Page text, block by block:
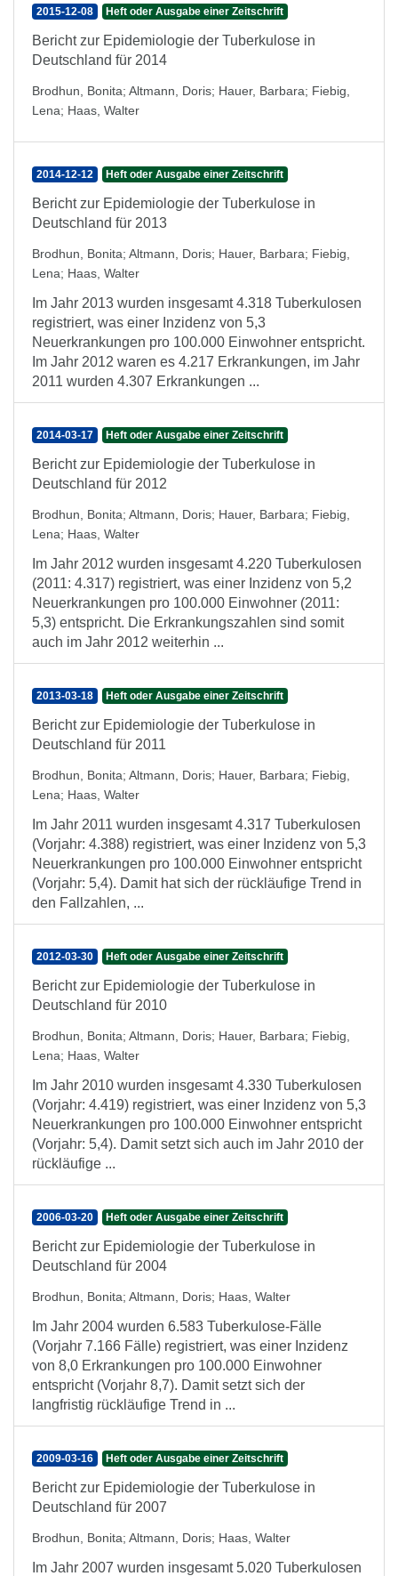
2015-12-08 Heft oder Ausgabe einer Zeitschrift
Bericht zur Epidemiologie der Tuberkulose in
Deutschland für 2014
Brodhun, Bonita; Altmann, Doris; Hauer, Barbara; Fiebig,
Lena; Haas, Walter
2014-12-12 Heft oder Ausgabe einer Zeitschrift
Bericht zur Epidemiologie der Tuberkulose in
Deutschland für 2013
Brodhun, Bonita; Altmann, Doris; Hauer, Barbara; Fiebig,
Lena; Haas, Walter
Im Jahr 2013 wurden insgesamt 4.318 Tuberkulosen
registriert, was einer Inzidenz von 5,3
Neuerkrankungen pro 100.000 Einwohner entspricht.
Im Jahr 2012 waren es 4.217 Erkrankungen, im Jahr
2011 wurden 4.307 Erkrankungen ...
2014-03-17 Heft oder Ausgabe einer Zeitschrift
Bericht zur Epidemiologie der Tuberkulose in
Deutschland für 2012
Brodhun, Bonita; Altmann, Doris; Hauer, Barbara; Fiebig,
Lena; Haas, Walter
Im Jahr 2012 wurden insgesamt 4.220 Tuberkulosen
(2011: 4.317) registriert, was einer Inzidenz von 5,2
Neuerkrankungen pro 100.000 Einwohner (2011:
5,3) entspricht. Die Erkrankungszahlen sind somit
auch im Jahr 2012 weiterhin ...
2013-03-18 Heft oder Ausgabe einer Zeitschrift
Bericht zur Epidemiologie der Tuberkulose in
Deutschland für 2011
Brodhun, Bonita; Altmann, Doris; Hauer, Barbara; Fiebig,
Lena; Haas, Walter
Im Jahr 2011 wurden insgesamt 4.317 Tuberkulosen
(Vorjahr: 4.388) registriert, was einer Inzidenz von 5,3
Neuerkrankungen pro 100.000 Einwohner entspricht
(Vorjahr: 5,4). Damit hat sich der rückläufige Trend in
den Fallzahlen, ...
2012-03-30 Heft oder Ausgabe einer Zeitschrift
Bericht zur Epidemiologie der Tuberkulose in
Deutschland für 2010
Brodhun, Bonita; Altmann, Doris; Hauer, Barbara; Fiebig,
Lena; Haas, Walter
Im Jahr 2010 wurden insgesamt 4.330 Tuberkulosen
(Vorjahr: 4.419) registriert, was einer Inzidenz von 5,3
Neuerkrankungen pro 100.000 Einwohner entspricht
(Vorjahr: 5,4). Damit setzt sich auch im Jahr 2010 der
rückläufige ...
2006-03-20 Heft oder Ausgabe einer Zeitschrift
Bericht zur Epidemiologie der Tuberkulose in
Deutschland für 2004
Brodhun, Bonita; Altmann, Doris; Haas, Walter
Im Jahr 2004 wurden 6.583 Tuberkulose-Fälle
(Vorjahr 7.166 Fälle) registriert, was einer Inzidenz
von 8,0 Erkrankungen pro 100.000 Einwohner
entspricht (Vorjahr 8,7). Damit setzt sich der
langfristig rückläufige Trend in ...
2009-03-16 Heft oder Ausgabe einer Zeitschrift
Bericht zur Epidemiologie der Tuberkulose in
Deutschland für 2007
Brodhun, Bonita; Altmann, Doris; Haas, Walter
Im Jahr 2007 wurden insgesamt 5.020 Tuberkulosen